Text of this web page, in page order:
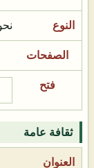
ثقافة عامة